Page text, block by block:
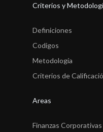
Criterios y
Definiciones
Codigos
Metodología
Criterios de
Areas
Finanzas Corporativas